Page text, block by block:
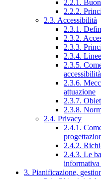
2.2.1.
2.2.2.
2.3. Accessibilità
2.3.1.
2.3.2.
2.3.3.
2.3.4.
2.3.5.
accessibilità
2.3.6.
attuazione
2.3.7.
2.3.8.
2.4. Privacy
2.4.1.
2.4.2.
2.4.3. Le
3. Pianificazione,